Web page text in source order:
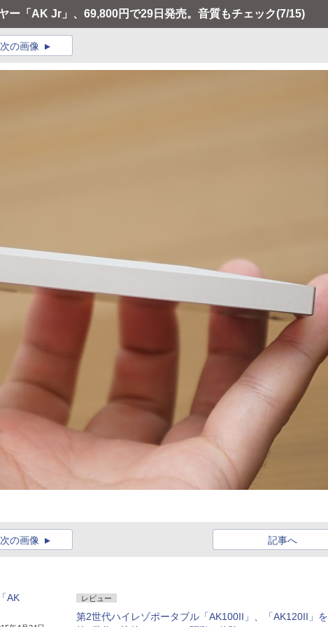
ー「AK Jr」、69,800円で29日発売。音質もチェック(7/15)
次の画像
記事へ
次の画像
AK
レビュー
第2世代ハイレゾポータブル「AK100II」、「AK120II」を